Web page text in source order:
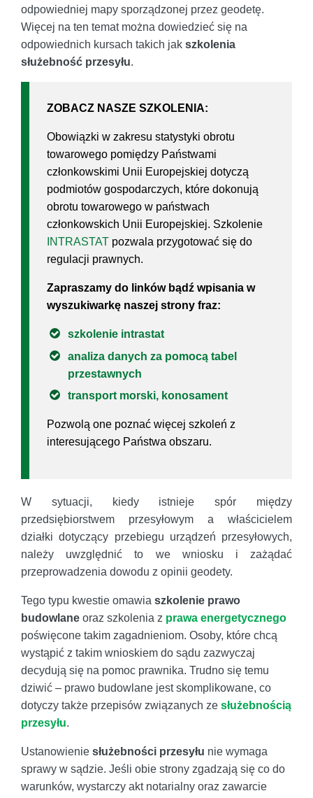
odpowiedniej mapy sporządzonej przez geodetę.
Więcej na ten temat można dowiedzieć się na
odpowiednich kursach takich jak szkolenia
służebność przesyłu.
ZOBACZ NASZE SZKOLENIA:
Obowiązki w zakresu statystyki obrotu
towarowego pomiędzy Państwami
członkowskimi Unii Europejskiej dotyczą
podmiotów gospodarczych, które dokonują
obrotu towarowego w państwach
członkowskich Unii Europejskiej. Szkolenie
INTRASTAT pozwala przygotować się do
regulacji prawnych.
Zapraszamy do linków bądź wpisania w
wyszukiwarkę naszej strony fraz:
szkolenie intrastat
analiza danych za pomocą tabel
przestawnych
transport morski, konosament
Pozwolą one poznać więcej szkoleń z
interesującego Państwa obszaru.
W sytuacji, kiedy istnieje spór między
przedsiębiorstwem przesyłowym a właścicielem
działki dotyczący przebiegu urządzeń przesyłowych,
należy uwzględnić to we wniosku i zażądać
przeprowadzenia dowodu z opinii geodety.
Tego typu kwestie omawia szkolenie prawo
budowlane oraz szkolenia z prawa energetycznego
poświęcone takim zagadnieniom. Osoby, które chcą
wystąpić z takim wnioskiem do sądu zazwyczaj
decydują się na pomoc prawnika. Trudno się temu
dziwić – prawo budowlane jest skomplikowane, co
dotyczy także przepisów związanych ze służebnością
przesyłu.
Ustanowienie służebności przesyłu nie wymaga
sprawy w sądzie. Jeśli obie strony zgadzają się co do
warunków, wystarczy akt notarialny oraz zawarcie